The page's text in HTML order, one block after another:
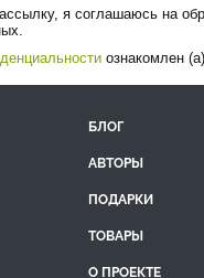
я соглашаюсь на
ознакомлен
БЛОГ
АВТОРЫ
ПОДАРКИ
ТОВАРЫ
О ПРОЕКТЕ